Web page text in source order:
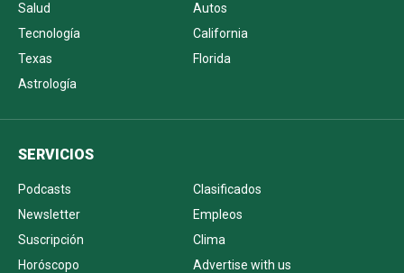
Salud
Autos
Tecnología
California
Texas
Florida
Astrología
SERVICIOS
Podcasts
Clasificados
Newsletter
Empleos
Suscripción
Clima
Horóscopo
Advertise with us